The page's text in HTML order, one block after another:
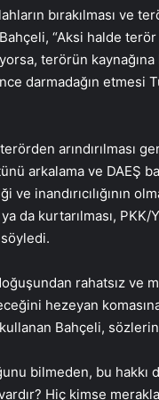
bırakılması ve
“Aksi halde
terörün
darmadağın etmesi
terörden
arkalama ve DAEŞ
inandırıcılığının
da kurtarılması,
rahatsız ve
hezeyan
Bahçeli,
bilmeden, bu
Hiç kimse